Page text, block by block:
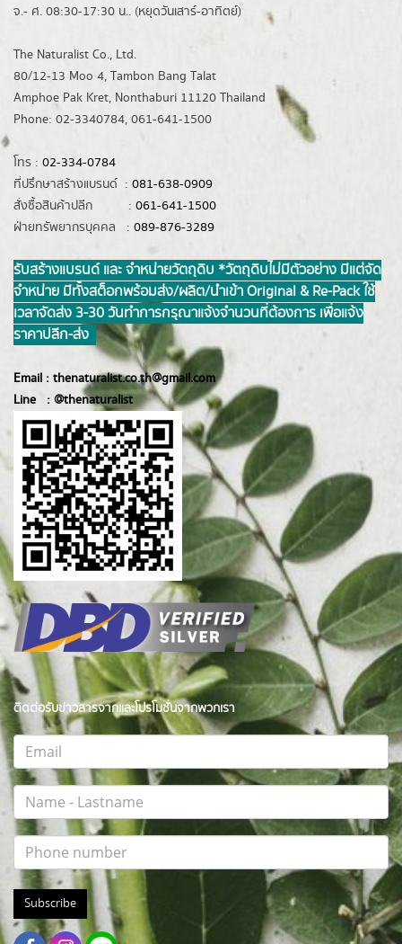
จ.- ศ. 08:30-17:30 น.. (หยุดวันเสาร์-อาทิตย์)
The Naturalist Co., Ltd.
80/12-13 Moo 4, Tambon Bang Talat
Amphoe Pak Kret, Nonthaburi 11120 Thailand
Phone: 02-3340784, 061-641-1500
โทร : 02-334-0784
ที่ปรึกษาสร้างแบรนด์ : 081-638-0909
สั่งซื้อสินค้าปลีก : 061-641-1500
ฝ่ายทรัพยากรบุคคล : 089-876-3289
รับสร้างแบรนด์ และ จำหน่ายวัตถุดิบ *วัตถุดิบไม่มีตัวอย่าง มีแต่จัด
จำหน่าย มีทั้งสต็อกพร้อมส่ง/ผลิต/นำเข้า Original & Re-Pack ใช้
เวลาจัดส่ง 3-30 วันทำการ กรุณาแจ้งจำนวนที่ต้องการ เพื่อแจ้ง
ราคาปลีก-ส่ง
Email : thenaturalist.co.th@gmail.com
Line : @thenaturalist
ติดต่อรับข่าวสารจากและโปรโมชั่นจากพวกเรา
Subscribe